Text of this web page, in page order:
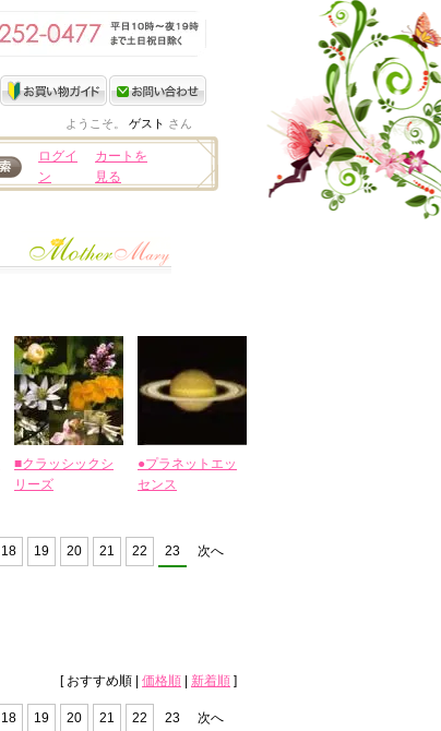
ようこそ。 ゲスト さん
ログイ
ン
カートを
見る
■クラッシックシ
リーズ
●プラネットエッ
センス
18 19 20 21 22 23 次へ
[ おすすめ順 | 価格順 新着順 ]
18 19 20 21 22 23 次へ